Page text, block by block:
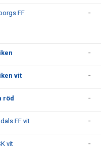
FF -
-
vit -
röd -
FF vit -
vit -